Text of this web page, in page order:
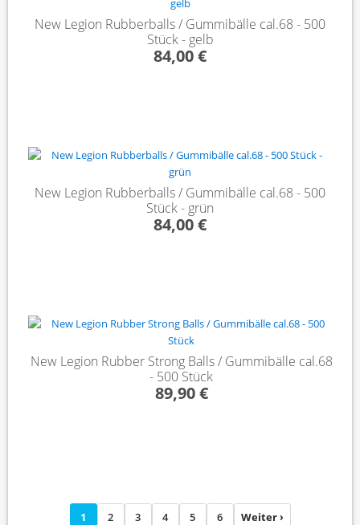
New Legion Rubberballs / Gummibälle cal.68 - 500
Stück - gelb
84,00 €
New Legion Rubberballs / Gummibälle cal.68 - 500
Stück - grün
84,00 €
New Legion Rubber Strong Balls / Gummibälle cal.68
- 500 Stück
89,90 €
1 2 3 4 5 6 Weiter ›